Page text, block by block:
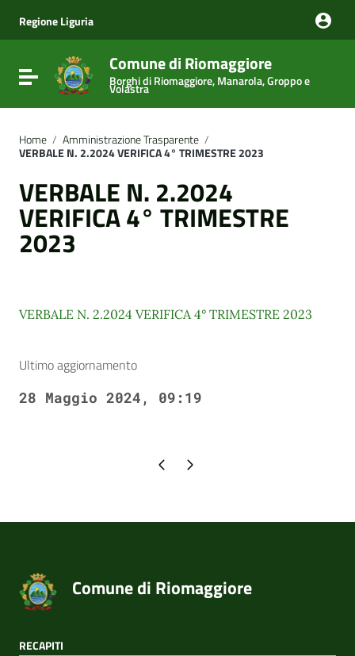
Vai al menu di navigazione
Vai al footer
Regione Liguria
Attiva / disattiva la navigazione
Comune di Riomaggiore
Borghi di Riomaggiore, Manarola, Groppo e
Volastra
Home / Amministrazione Trasparente /
VERBALE N. 2.2024 VERIFICA 4° TRIMESTRE 2023
VERBALE N. 2.2024
VERIFICA 4° TRIMESTRE
2023
VERBALE N. 2.2024 VERIFICA 4° TRIMESTRE 2023
Ultimo aggiornamento
28 Maggio 2024, 09:19
Pagina precedente
Pagina successiva
Comune di Riomaggiore
RECAPITI